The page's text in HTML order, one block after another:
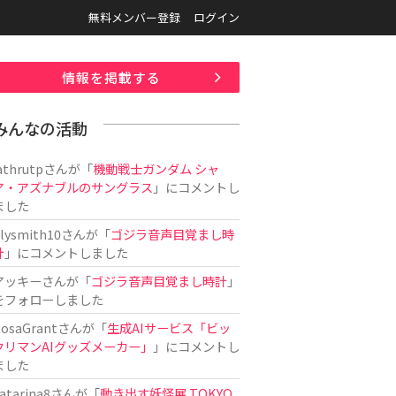
無料メンバー登録 ログイン
情報を掲載する
んなの活動
さんが「機動戦士ガンダム シャ
・アズナブルのサングラス 」にコメントし
した
さんが「ゴジラ音声目覚まし時
」にコメントしました
ッキーさんが「ゴジラ音声目覚まし時計」
フォローしました
さんが「生成AIサービス「ビッ
リマンAIグッズメーカー」
」にコメントし
した